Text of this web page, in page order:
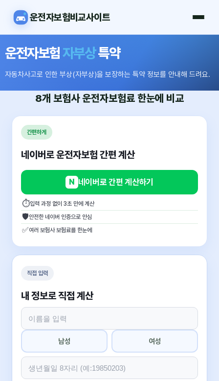
운전자보험비교사이트
운전자보험자부상특약
자동차사고로 인한 부상(자부상)을 보장하는 특약 정보를 안내해 드려요.
8개 보험사운전자보험료 한눈에 비교
간편하게
네이버로 운전자보험 간편 계산
N 네이버로 간편 계산하기
⏱입력 과정 없이 3초 만에 계산
🛡안전한 네이버 인증으로 안심
✅여러 보험사 보험료를 한눈에
직접 입력
내 정보로 직접 계산
남성 여성